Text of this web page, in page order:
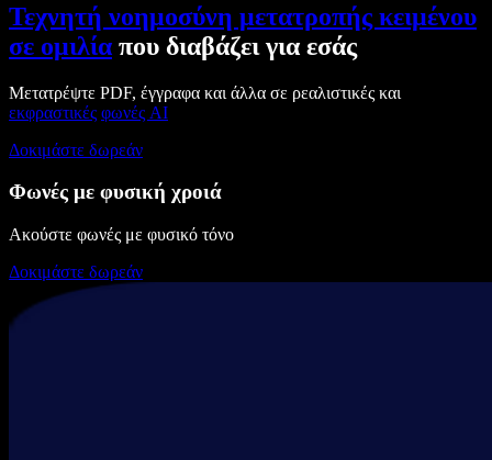
Τεχνητή νοημοσύνη μετατροπής κειμένου
σε ομιλία που διαβάζει για εσάς
Μετατρέψτε PDF, έγγραφα και άλλα σε ρεαλιστικές και
εκφραστικές φωνές AI
Δοκιμάστε δωρεάν
Φωνές με φυσική χροιά
Ακούστε φωνές με φυσικό τόνο
Δοκιμάστε δωρεάν